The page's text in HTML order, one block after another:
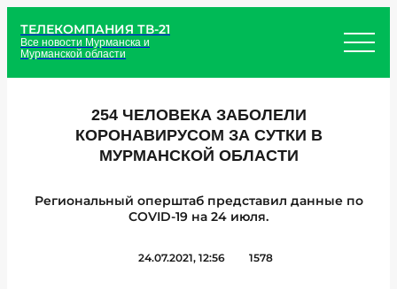
ТЕЛЕКОМПАНИЯ ТВ-21
Все новости Мурманска и
Мурманской области
254 ЧЕЛОВЕКА ЗАБОЛЕЛИ
КОРОНАВИРУСОМ ЗА СУТКИ В
МУРМАНСКОЙ ОБЛАСТИ
Региональный оперштаб представил данные по
COVID-19 на 24 июля.
24.07.2021, 12:56 1578